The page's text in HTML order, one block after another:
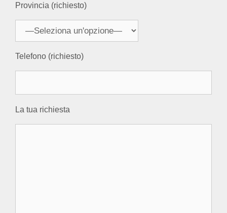
Provincia (richiesto)
Telefono (richiesto)
La tua richiesta